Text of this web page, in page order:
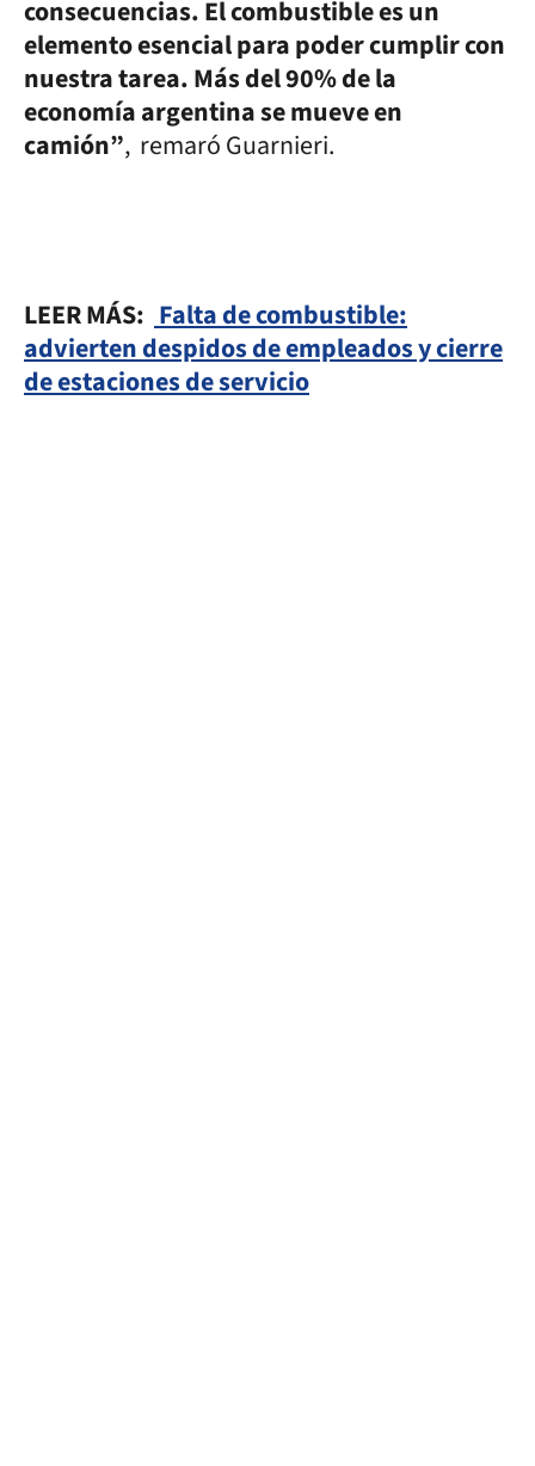
consecuencias. El combustible es un
elemento esencial para poder cumplir con
nuestra tarea. Más del 90% de la
economía argentina se mueve en
camión”, remaró Guarnieri.
LEER MÁS: Falta de combustible:
advierten despidos de empleados y cierre
de estaciones de servicio